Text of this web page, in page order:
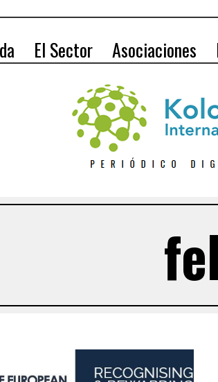
El Sector Asociaciones